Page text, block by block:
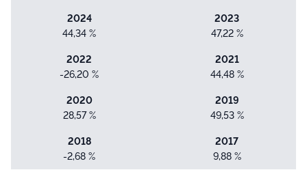
2024
44,34 %
2023
47,22 %
2022
-26,20 %
2021
44,48 %
2020
28,57 %
2019
49,53 %
2018
-2,68 %
2017
9,88 %